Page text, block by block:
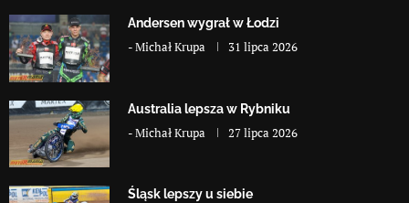
Andersen wygrał w Łodzi
-Michał Krupa 31 lipca 2026
Australia lepsza w Rybniku
-Michał Krupa 27 lipca 2026
Śląsk lepszy u siebie